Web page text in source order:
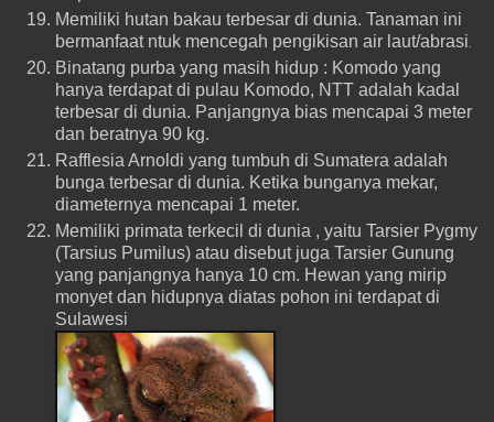
Memiliki hutan bakau terbesar di dunia. Tanaman ini
bermanfaat ntuk mencegah pengikisan air laut/abrasi
Binatang purba yang masih hidup : Komodo yang
hanya terdapat di pulau Komodo, NTT adalah kadal
terbesar di dunia. Panjangnya bias mencapai 3 meter
dan beratnya 90 kg.
Rafflesia Arnoldi yang tumbuh di Sumatera adalah
bunga terbesar di dunia. Ketika bunganya mekar,
diameternya mencapai 1 meter.
Memiliki primata terkecil di dunia , yaitu Tarsier Pygmy
(Tarsius Pumilus) atau disebut juga Tarsier Gunung
yang panjangnya hanya 10 cm. Hewan yang mirip
monyet dan hidupnya diatas pohon ini terdapat di
Sulawesi